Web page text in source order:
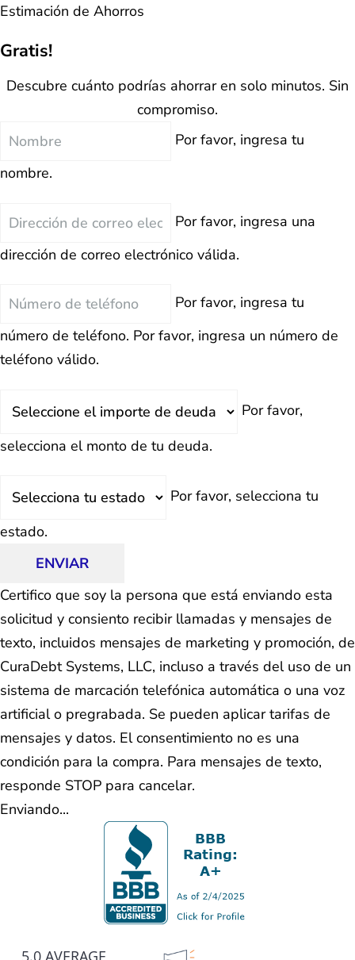
Estimación de Ahorros
Gratis!
Descubre cuánto podrías ahorrar en solo minutos. Sin
compromiso.
Nombre
Por favor, ingresa tu
nombre.
Correo
Por favor, ingresa una
dirección de correo electrónico válida.
Teléfono
Por favor, ingresa tu
número de teléfono. Por favor, ingresa un número de
teléfono válido.
Por favor,
selecciona el monto de tu deuda.
Por favor, selecciona tu
estado.
ENVIAR
Certifico que soy la persona que está enviando esta
solicitud y consiento recibir llamadas y mensajes de
texto, incluidos mensajes de marketing y promoción, de
CuraDebt Systems, LLC, incluso a través del uso de un
sistema de marcación telefónica automática o una voz
artificial o pregrabada. Se pueden aplicar tarifas de
mensajes y datos. El consentimiento no es una
condición para la compra. Para mensajes de texto,
responde STOP para cancelar.
Enviando...